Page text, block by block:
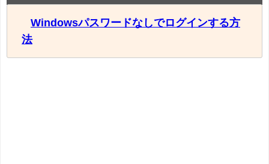
Windowsパスワードなしでログインする方
法